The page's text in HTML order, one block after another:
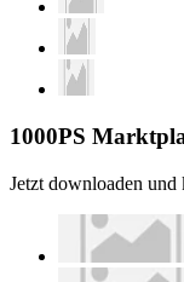
1000PS
Jetzt downloaden und